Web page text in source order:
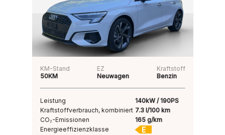
KM-Stand
50KM
EZ
Neuwagen
Kraftstoff
Benzin
Leistung
140kW / 190PS
Kraftstoffverbrauch, kombiniert 7.3 l/100 km
CO₂-Emissionen
165 g/km
Energieeffizienzklasse
E